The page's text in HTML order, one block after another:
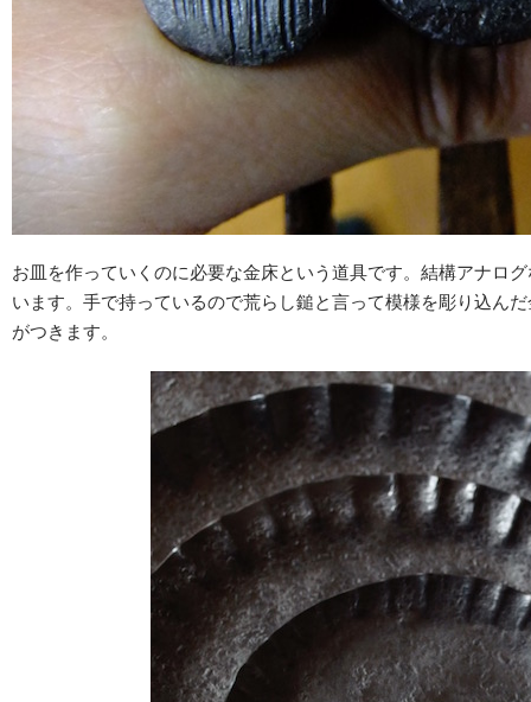
お皿を作っていくのに必要な金床という道具です。結構アナロ
います。手で持っているので荒らし鎚と言って模様を彫り込ん
がつきます。